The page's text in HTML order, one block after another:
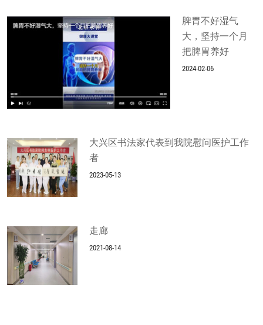
脾胃不好湿气
大，坚持一个月
把脾胃养好
2024-02-06
大兴区书法家代表到我院慰问医护工作
者
2023-05-13
走廊
2021-08-14